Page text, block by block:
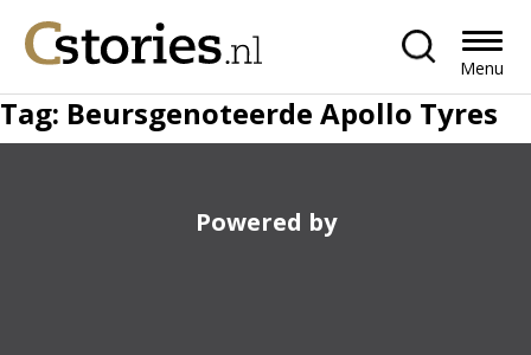
Menu
Tag: Beursgenoteerde Apollo Tyres
Powered by